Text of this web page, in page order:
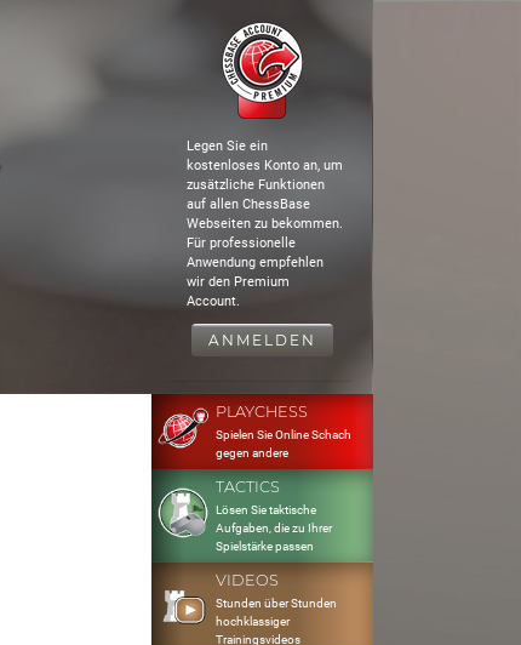
Legen Sie ein
kostenloses Konto an, um
zusätzliche Funktionen
auf allen ChessBase
Webseiten zu bekommen.
Für professionelle
Anwendung empfehlen
wir den Premium
Account.
ANMELDEN
PLAYCHESS
Spielen Sie Online Schach
gegen andere
TACTICS
Lösen Sie taktische
Aufgaben, die zu Ihrer
Spielstärke passen
VIDEOS
Stunden über Stunden
hochklassiger
Trainingsvideos